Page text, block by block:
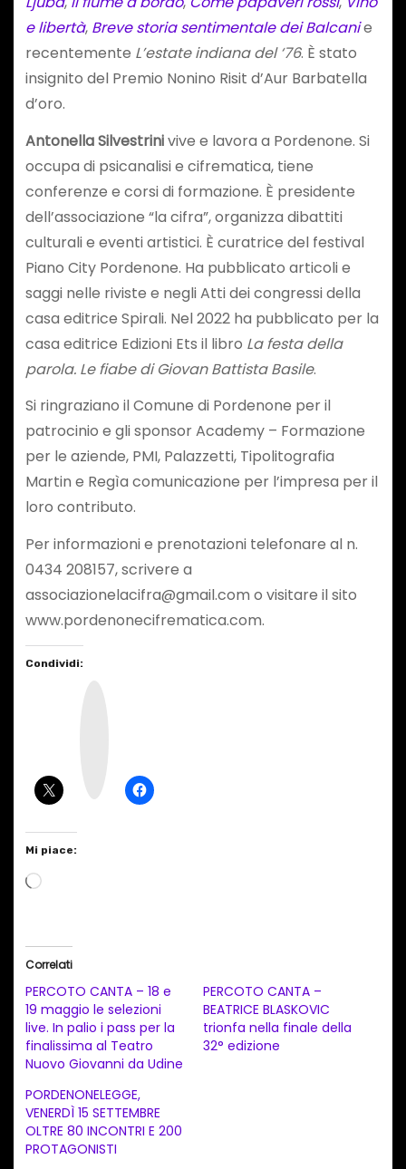
e libertà, Breve storia sentimentale dei Balcanie
recentemente L’estate indiana del ‘76. È stato
insignito del Premio Nonino Risit d’Aur Barbatella
d’oro.
Antonella Silvestrinivive e lavora a Pordenone. Si
occupa di psicanalisi e cifrematica, tiene
conferenze e corsi di formazione. È presidente
dell’associazione “la cifra”, organizza dibattiti
culturali e eventi artistici. È curatrice del festival
Piano City Pordenone. Ha pubblicato articoli e
saggi nelle riviste e negli Atti dei congressi della
casa editrice Spirali. Nel 2022 ha pubblicato per la
casa editrice Edizioni Ets il libro La festa della
parola. Le fiabe di Giovan Battista Basile.
Si ringraziano il Comune di Pordenone per il
patrocinio e gli sponsor Academy – Formazione
per le aziende, PMI, Palazzetti, Tipolitografia
Martin e Regìa comunicazione per l’impresa per il
loro contributo.
Per informazioni e prenotazioni telefonare al n.
0434 208157, scrivere a
associazionelacifra@gmail.com o visitare il sito
www.pordenonecifrematica.com.
Condividi:
Mi piace:
C
a
m
e
t
o
i
Correlati
PERCOTO CANTA – 18 e
19 maggio le selezioni
live. In palio i pass per la
finalissima al Teatro
Nuovo Giovanni da Udine
PERCOTO CANTA –
BEATRICE BLASKOVIC
trionfa nella finale della
32° edizione
PORDENONELEGGE,
VENERDÌ 15 SETTEMBRE
OLTRE 80 INCONTRI E 200
PROTAGONISTI